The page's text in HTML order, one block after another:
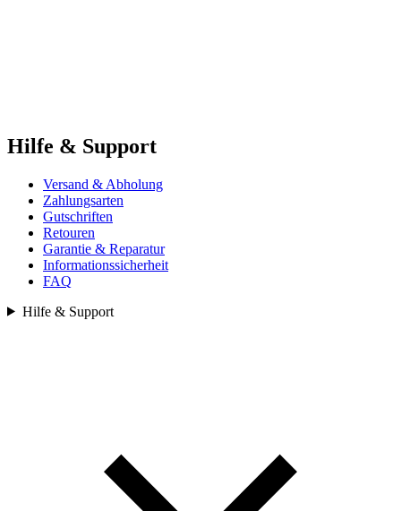
Hilfe & Support
Versand & Abholung
Zahlungsarten
Gutschriften
Retouren
Garantie & Reparatur
Informationssicherheit
FAQ
Hilfe & Support